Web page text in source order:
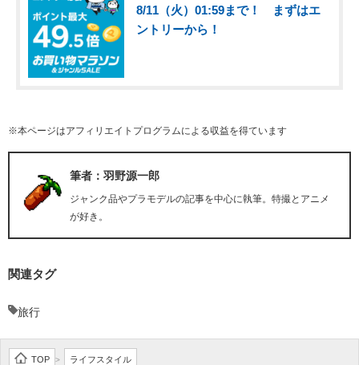
8/11（火）01:59まで！ まずはエ
ントリーから！
※本ページはアフィリエイトプログラムによる収益を得ています
筆者：羽野源一郎
ジャンク品やプラモデルの記事を中心に執筆。特撮とアニメ
が好き。
関連タグ
旅行
TOP > ライフスタイル